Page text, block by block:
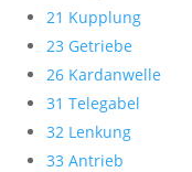
21 Kupplung
23 Getriebe
26 Kardanwelle
31 Telegabel
32 Lenkung
33 Antrieb